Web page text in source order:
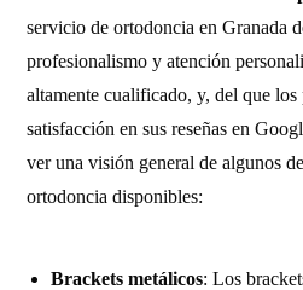
servicio de ortodoncia en Granada
profesionalismo y atención
altamente cualificado, y, del que los
satisfacción en sus reseñas en
ver una visión general de algunos
ortodoncia disponibles:
Brackets metálicos: Los